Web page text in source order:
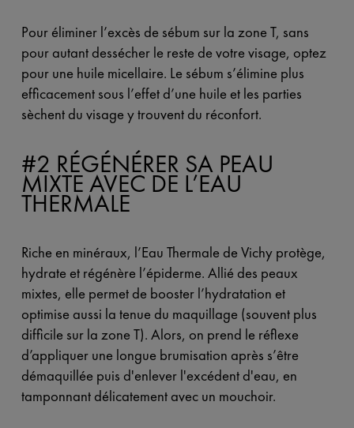
Pour éliminer l’excès de sébum sur la zone T, sans
pour autant dessécher le reste de votre visage, optez
pour une huile micellaire. Le sébum s’élimine plus
efficacement sous l’effet d’une huile et les parties
sèchent du visage y trouvent du réconfort.
#2 RÉGÉNÉRER SA PEAU
MIXTE AVEC DE L’EAU
THERMALE
Riche en minéraux, l’Eau Thermale de Vichy protège,
hydrate et régénère l’épiderme. Allié des peaux
mixtes, elle permet de booster l’hydratation et
optimise aussi la tenue du maquillage (souvent plus
difficile sur la zone T). Alors, on prend le réflexe
d’appliquer une longue brumisation après s’être
démaquillée puis d'enlever l'excédent d'eau, en
tamponnant délicatement avec un mouchoir.